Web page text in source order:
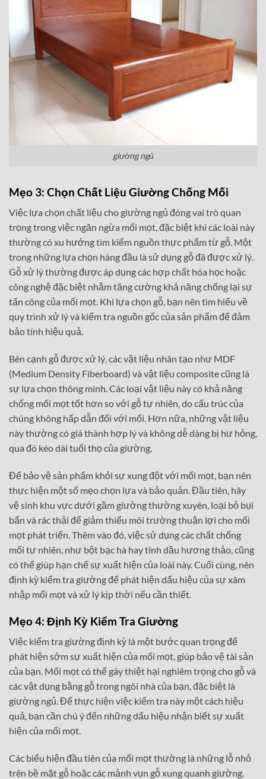
giường ngủ
Mẹo 3: Chọn Chất Liệu Giường Chống Mối
Việc lựa chọn chất liệu cho giường ngủ đóng vai trò quan
trọng trong việc ngăn ngừa mối mọt, đặc biệt khi các loài này
thường có xu hướng tìm kiếm nguồn thực phẩm từ gỗ. Một
trong những lựa chọn hàng đầu là sử dụng gỗ đã được xử lý.
Gỗ xử lý thường được áp dụng các hợp chất hóa học hoặc
công nghệ đặc biệt nhằm tăng cường khả năng chống lại sự
tấn công của mối mọt. Khi lựa chọn gỗ, bạn nên tìm hiểu về
quy trình xử lý và kiểm tra nguồn gốc của sản phẩm để đảm
bảo tính hiệu quả.
Bên cạnh gỗ được xử lý, các vật liệu nhân tạo như MDF
(Medium Density Fiberboard) và vật liệu composite cũng là
sự lựa chọn thông minh. Các loại vật liệu này có khả năng
chống mối mọt tốt hơn so với gỗ tự nhiên, do cấu trúc của
chúng không hấp dẫn đối với mối. Hơn nữa, những vật liệu
này thường có giá thành hợp lý và không dễ dàng bị hư hỏng,
qua đó kéo dài tuổi thọ của giường.
Để bảo vệ sản phẩm khỏi sự xung đột với mối mọt, bạn nên
thực hiện một số mẹo chọn lựa và bảo quản. Đầu tiên, hãy
vệ sinh khu vực dưới gầm giường thường xuyên, loại bỏ bụi
bẩn và rác thải để giảm thiểu môi trường thuận lợi cho mối
mọt phát triển. Thêm vào đó, việc sử dụng các chất chống
mối tự nhiên, như bột bạc hà hay tinh dầu hương thảo, cũng
có thể giúp hạn chế sự xuất hiện của loài này. Cuối cùng, nên
định kỳ kiểm tra giường để phát hiện dấu hiệu của sự xâm
nhập mối mọt và xử lý kịp thời nếu cần thiết.
Mẹo 4: Định Kỳ Kiểm Tra Giường
Việc kiểm tra giường định kỳ là một bước quan trọng để
phát hiện sớm sự xuất hiện của mối mọt, giúp bảo vệ tài sản
của bạn. Mối mọt có thể gây thiệt hại nghiêm trọng cho gỗ và
các vật dụng bằng gỗ trong ngôi nhà của bạn, đặc biệt là
giường ngủ. Để thực hiện việc kiểm tra này một cách hiệu
quả, bạn cần chú ý đến những dấu hiệu nhận biết sự xuất
hiện của mối mọt.
Các biểu hiện đầu tiên của mối mọt thường là những lỗ nhỏ
trên bề mặt gỗ hoặc các mảnh vụn gỗ xung quanh giường.